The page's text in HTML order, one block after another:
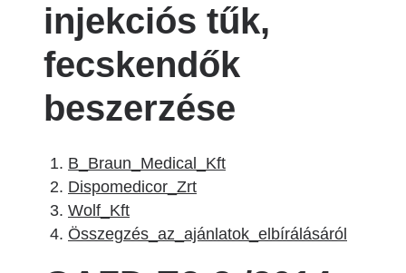
injekciós tűk,
fecskendők
beszerzése
B_Braun_Medical_Kft
Dispomedicor_Zrt
Wolf_Kft
Összegzés_az_ajánlatok_elbírálásáról